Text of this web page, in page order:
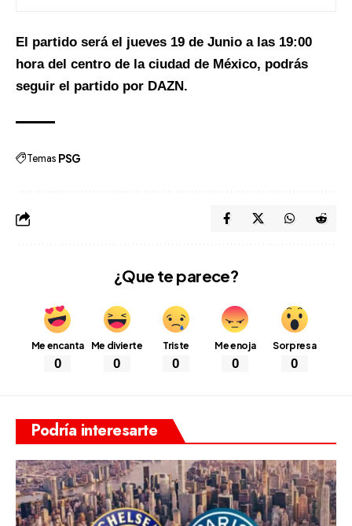
El partido será el jueves 19 de Junio a las 19:00
hora del centro de la ciudad de México, podrás
seguir el partido por DAZN.
Temas PSG
¿Que te parece?
Me encanta
0
Me divierte
0
Triste
0
Me enoja
0
Sorpresa
0
Podría interesarte